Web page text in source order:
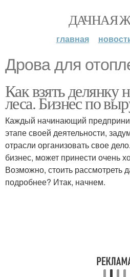
ДАЧНАЯ
главная
Дрова для
Как взять делянку
леса. Бизнес по
Каждый начинающий
этапе своей деятельности,
отрасли организовать свое
бизнес, может принести очень
Возможно, стоить рассмотреть
подробнее? Итак, начнем.